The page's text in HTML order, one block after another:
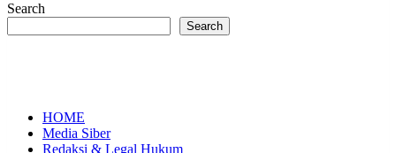
Search
Search
HOME
Media Siber
Redaksi & Legal Hukum